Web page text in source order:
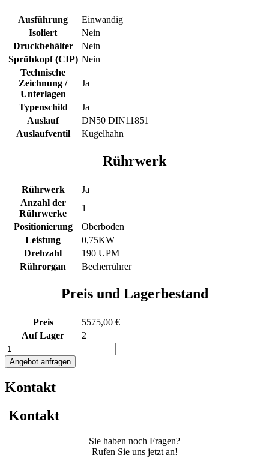
Ausführung
Einwandig
Isoliert
Nein
Druckbehälter
Nein
Sprühkopf (CIP) Nein
Technische
Zeichnung /
Unterlagen
Ja
Typenschild
Ja
Auslauf
DN50 DIN11851
Auslaufventil
Kugelhahn
Rührwerk
Rührwerk
Ja
Anzahl der
Rührwerke
1
Positionierung
Oberboden
Leistung
0,75KW
Drehzahl
190 UPM
Rührorgan
Becherrührer
Preis und Lagerbestand
Preis
5575,00 €
Auf Lager
2
1000L
Rührwerksbehälter
mit
Becherrührwerk
Menge
Angebot anfragen
Kontakt
Kontakt
Sie haben noch Fragen?
Rufen Sie uns jetzt an!